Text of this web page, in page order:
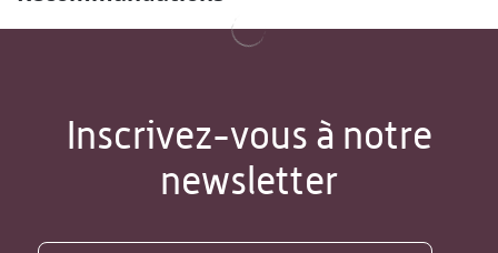
Inscrivez-vous à notre
newsletter